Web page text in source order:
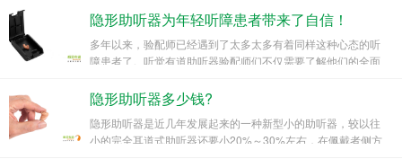
隐形助听器为年轻听障患者带来了自信！
多年以来，验配师已经遇到了太多太多有着同样这种心态的听
障患者了。听觉有道助听器验配师们不仅需要了解他们的全面
能怀着认同和体谅的心，帮用户选择最佳听力方案。
隐形助听器多少钱?
隐形助听器是近几年发展起来的一种新型小的助听器，较以往
小的完全耳道式助听器还要小20%～30%左右，在佩戴者侧方